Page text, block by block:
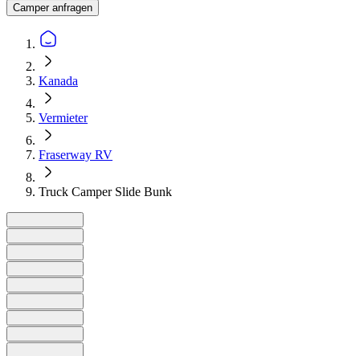
Camper anfragen
Kanada
Vermieter
Fraserway RV
Truck Camper Slide Bunk